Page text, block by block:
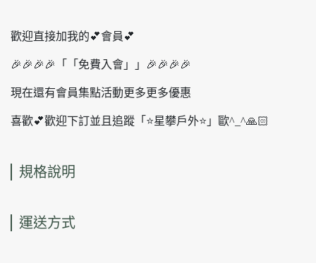
歡迎直接加我的💕會員💕
🎉🎉🎉🎉「「免費入會」」🎉🎉🎉🎉
現在還有會員集點活動更多更多優惠
喜歡💕歡迎下訂並且追蹤「⭐️星攀戶外⭐️」歐^_^🙏🏻
規格說明
運送方式